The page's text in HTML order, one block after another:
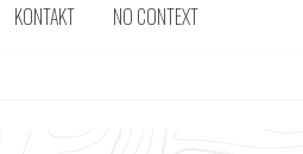
KONTAKT NO CONTEXT